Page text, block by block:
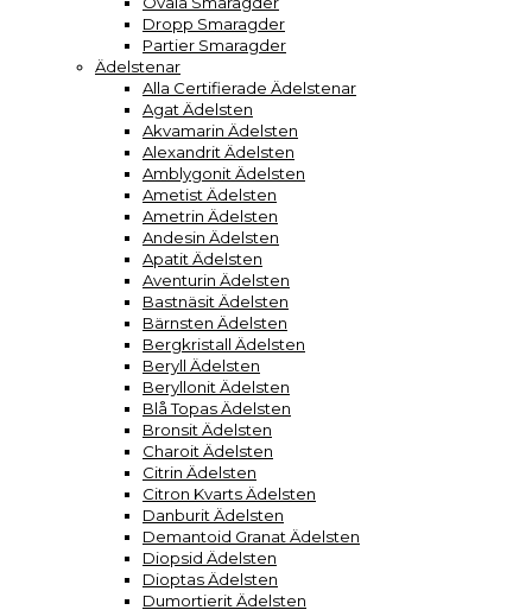
Dropp Smaragder
Partier Smaragder
Ädelstenar
Alla Certifierade Ädelstenar
Agat Ädelsten
Akvamarin Ädelsten
Alexandrit Ädelsten
Amblygonit Ädelsten
Ametist Ädelsten
Ametrin Ädelsten
Andesin Ädelsten
Apatit Ädelsten
Aventurin Ädelsten
Bastnäsit Ädelsten
Bärnsten Ädelsten
Bergkristall Ädelsten
Beryll Ädelsten
Beryllonit Ädelsten
Blå Topas Ädelsten
Bronsit Ädelsten
Charoit Ädelsten
Citrin Ädelsten
Citron Kvarts Ädelsten
Danburit Ädelsten
Demantoid Granat Ädelsten
Diopsid Ädelsten
Dioptas Ädelsten
Dumortierit Ädelsten